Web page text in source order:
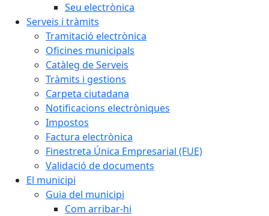
Seu electrònica
Serveis i tràmits
Tramitació electrònica
Oficines municipals
Catàleg de Serveis
Tràmits i gestions
Carpeta ciutadana
Notificacions electròniques
Impostos
Factura electrònica
Finestreta Única Empresarial (FUE)
Validació de documents
El municipi
Guia del municipi
Com arribar-hi